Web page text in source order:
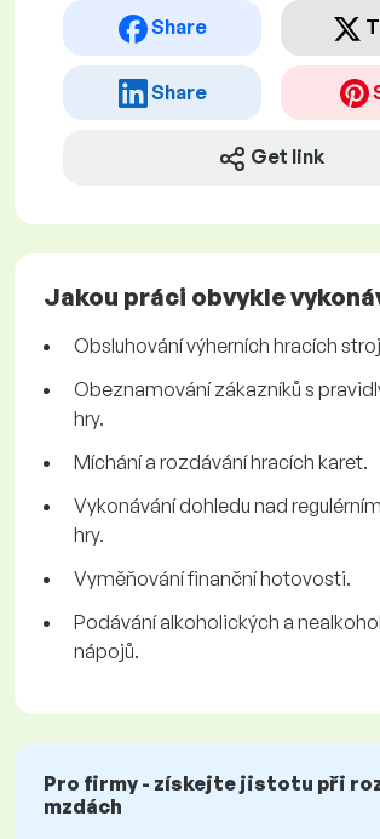
Share
Share
Get link
Jakou práci obvykle
Obsluhování výherních hracích
Obeznamování zákazníků s
hry.
Míchání a rozdávání hracích karet.
Vykonávání dohledu nad
hry.
Vyměňování finanční hotovosti.
Podávání alkoholických a
nápojů.
Pro firmy - získejte jistotu při
mzdách